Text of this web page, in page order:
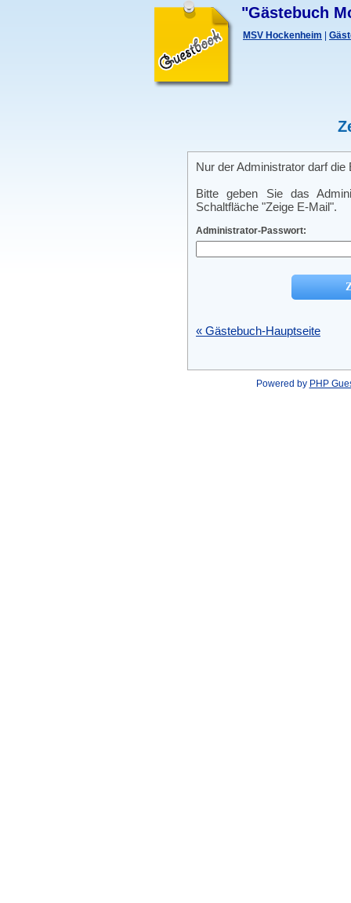
"Gästebuch
MSV Hockenheim
Nur der Administrator darf
Bitte geben Sie das
Schaltfläche "Zeige E-Mail".
Administrator-Passwort:
« Gästebuch-Hauptseite
Powered by PHP